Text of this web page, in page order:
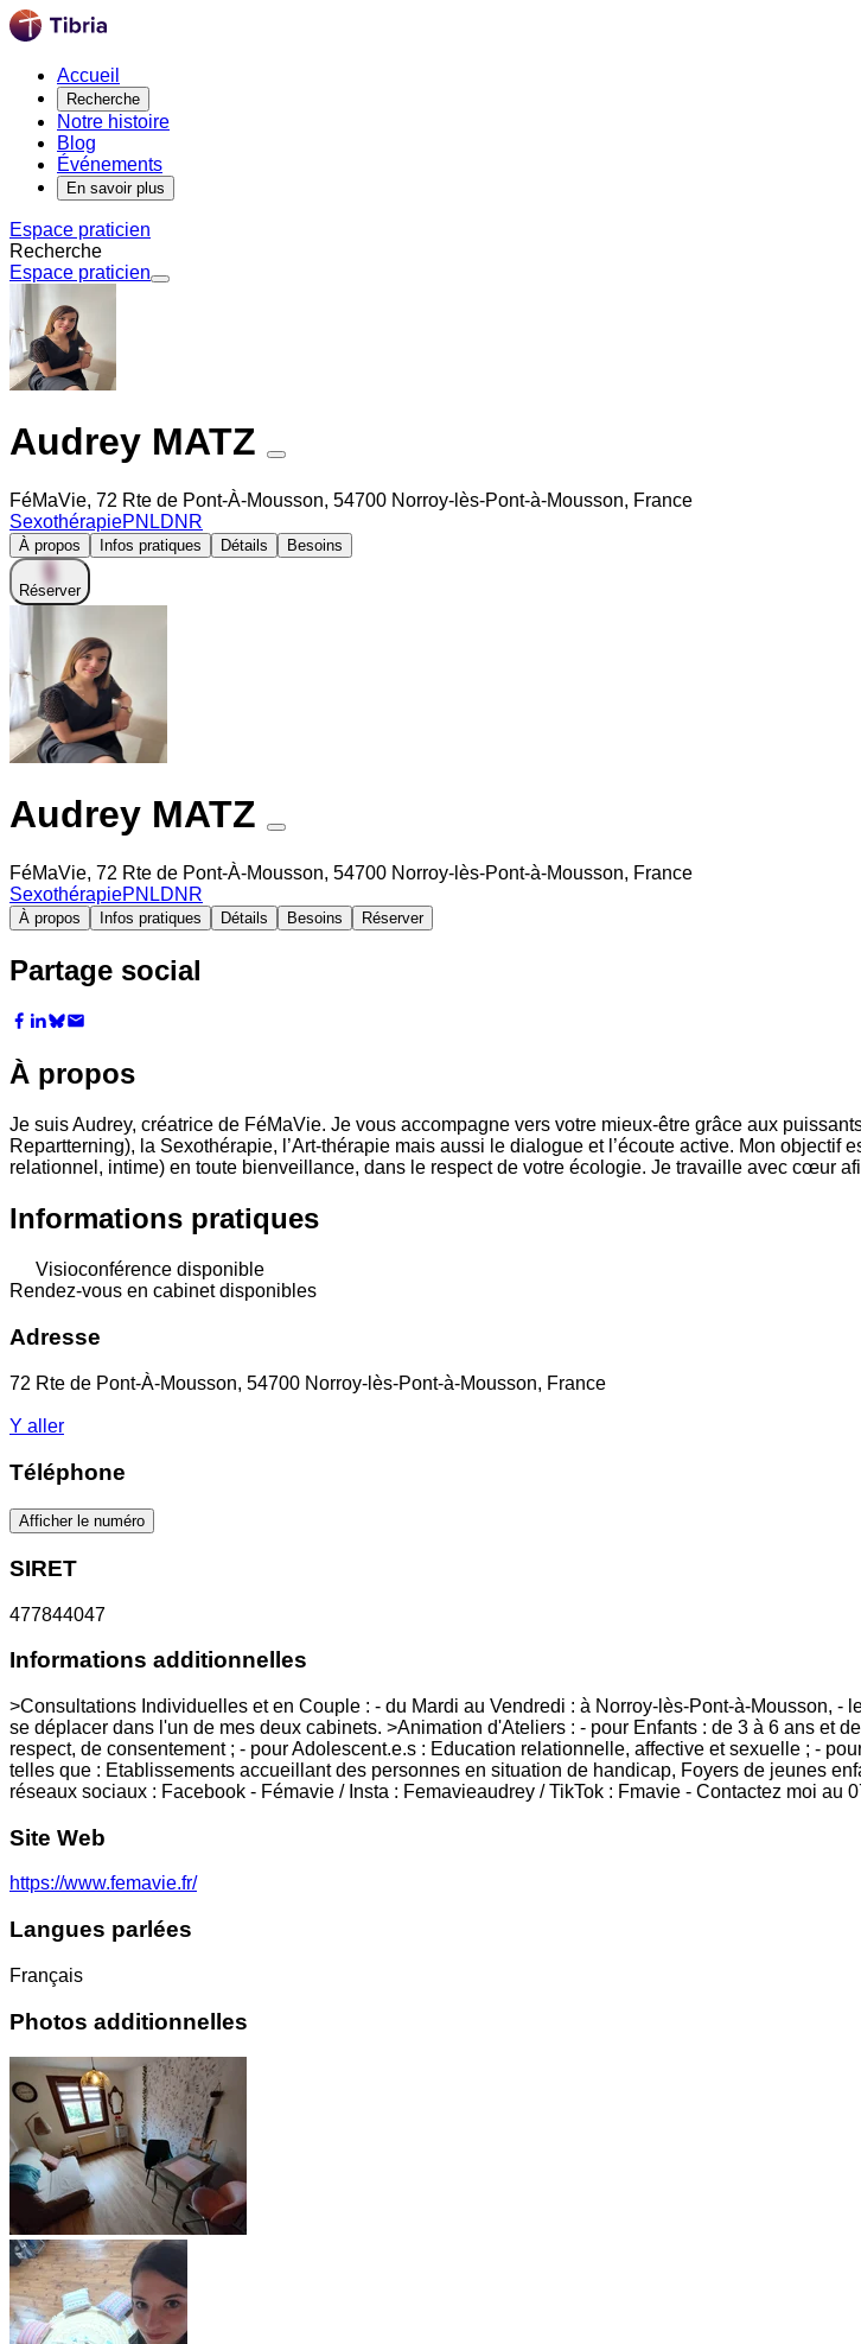
Accueil
Recherche
Notre histoire
Blog
Événements
En savoir plus
Espace praticien
Recherche
Espace praticien
Audrey MATZ
FéMaVie, 72 Rte de Pont-À-Mousson, 54700 Norroy-lès-Pont-à-Mousson, France
SexothérapiePNLDNR
À propos Infos pratiques Détails Besoins
Réserver
Audrey MATZ
FéMaVie, 72 Rte de Pont-À-Mousson, 54700 Norroy-lès-Pont-à-Mousson, France
SexothérapiePNLDNR
À propos Infos pratiques Détails Besoins Réserver
Partage social
À propos
Je suis Audrey, créatrice de FéMaVie. Je vous accompagne vers votre mieux-être grâce aux
Repartterning), la Sexothérapie, l’Art-thérapie mais aussi le dialogue et l’écoute active. Mon
relationnel, intime) en toute bienveillance, dans le respect de votre écologie. Je travaille avec cœur
Informations pratiques
Visioconférence disponible
Rendez-vous en cabinet disponibles
Adresse
72 Rte de Pont-À-Mousson, 54700 Norroy-lès-Pont-à-Mousson, France
Y aller
Téléphone
Afficher le numéro
SIRET
477844047
Informations additionnelles
>Consultations Individuelles et en Couple : - du Mardi au Vendredi : à Norroy-lès-Pont-à-Mousson,
se déplacer dans l'un de mes deux cabinets. >Animation d'Ateliers : - pour Enfants : de 3 à 6 ans et
respect, de consentement ; - pour Adolescent.e.s : Education relationnelle, affective et sexuelle ; -
telles que : Etablissements accueillant des personnes en situation de handicap, Foyers de jeunes
réseaux sociaux : Facebook - Fémavie / Insta : Femavieaudrey / TikTok : Fmavie - Contactez moi
Site Web
https://www.femavie.fr/
Langues parlées
Français
Photos additionnelles